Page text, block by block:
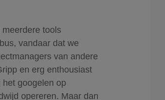
tools
vandaar dat we
van andere
en erg enthousiast
googelen op
opereren. Maar dan